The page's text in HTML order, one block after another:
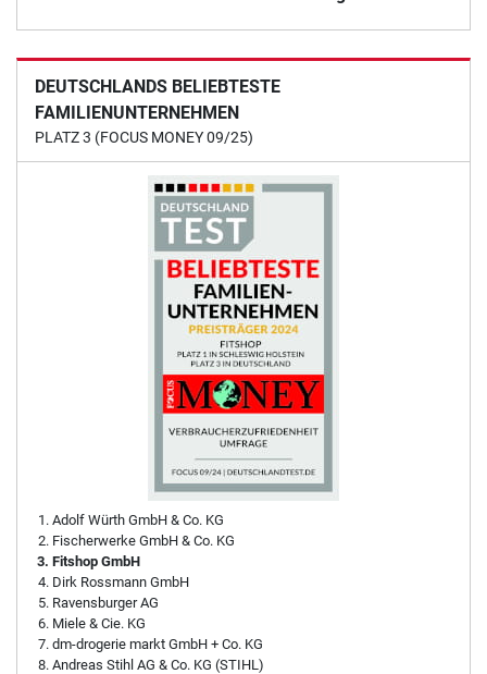
DEUTSCHLANDS BELIEBTESTE
FAMILIENUNTERNEHMEN
PLATZ 3 (FOCUS MONEY 09/25)
Adolf Würth GmbH & Co. KG
Fischerwerke GmbH & Co. KG
Fitshop GmbH
Dirk Rossmann GmbH
Ravensburger AG
Miele & Cie. KG
dm-drogerie markt GmbH + Co. KG
Andreas Stihl AG & Co. KG (STIHL)